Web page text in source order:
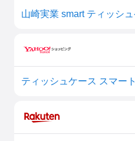
ティッシュケース スマート